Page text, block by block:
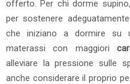
offerto. Per chi dorme
per sostenere
che iniziano a dormire su
materassi con maggiori
alleviare la pressione sulle
anche considerare il proprio